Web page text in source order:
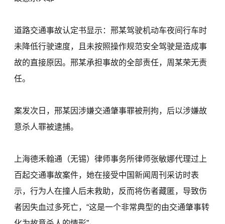
道路交通事故认定书显示：邢某驾驶机动车夜间行车时
未降低行驶速度，且未按照操作规范安全驾驶是造成事
故的直接原因。邢某承担事故的全部责任，周某荣无责
任。
案发次日，邢某因涉嫌交通肇事罪被刑拘，后以涉嫌故
意杀人罪被逮捕。
上海德禾翰通（无锡）律师事务所律师张敏娜代理过上
百起交通事故案件，她在接受中国新闻周刊采访时表
示，行为人在撞人后未救助，反而将伤者藏匿，导致伤
者因失血过多死亡，“这是一个非常典型的由交通肇事转